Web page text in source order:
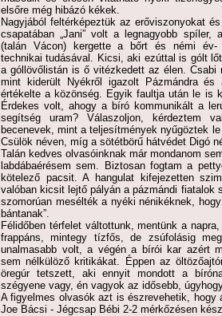
elsőre még hibázó kékek.
Nagyjából feltérképeztük az erőviszonyokat
csapatában „Jani” volt a legnagyobb spíler,
(talán Vácon) kergette a bőrt és némi év-
technikai tudásával. Kicsi, aki ezúttal is gólt
a góllövőlistán is ő vitézkedett az élen. Csabi
mint kiderült Nyékről igazolt Pázmándra és
értékelte a közönség. Egyik faultja után le is
Érdekes volt, ahogy a bíró kommunikált a
segítség uram? Válaszoljon, kérdeztem
becenevek, mint a teljesítmények nyűgöztek
Csülök néven, míg a sötétbörű hátvédet Digó
Talán kedves olvasóinknak már mondanom
labdábaérésem sem. Biztosan fogtam a
kötelező pacsit. A hangulat kifejezetten
valóban kicsit lejtő pályán a pázmándi fiatalok
szomorúan mesélték a nyéki nénikéknek,
bántanak”.
Félidőben térfelet váltottunk, mentünk a
frappáns, mintegy tízfős, de zsúfolásig
unalmasabb volt, a végén a bírói kar azért
sem nélkülöző kritikákat. Éppen az
öregúr tetszett, aki ennyit mondott a
szégyene vagy, én vagyok az idősebb,
A figyelmes olvasók azt is észrevehetik, hogy
Joe Bácsi - Jégcsap Bébi 2-2 mérkőzésen